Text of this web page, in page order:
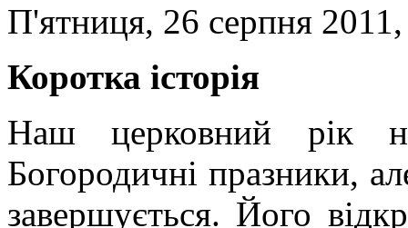
П'ятниця, 26 серпня
Коротка історія
Наш церковний рік
Богородичні празники,
завершується. Його